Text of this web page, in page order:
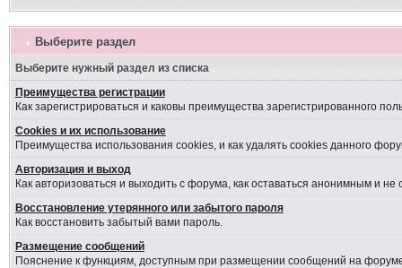
Выберите раздел
Выберите нужный раздел из списка
Преимущества регистрации
Как зарегистрироваться и каковы преимущества зарегистрированного
Cookies и их использование
Преимущества использования cookies, и как удалять cookies данного
Авторизация и выход
Как авторизоваться и выходить с форума, как оставаться анонимным и
Восстановление утерянного или забытого пароля
Как восстановить забытый вами пароль.
Размещение сообщений
Пояснение к функциям, доступным при размещении сообщений на